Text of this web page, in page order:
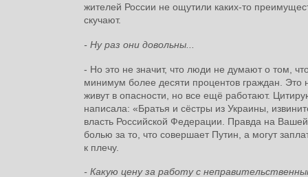
жителей России не ощутили каких-то
скучают.
- Ну раз они довольны...
- Но это не значит, что люди не думают о том,
минимум более десяти процентов граждан. Это
живут в опасности, но все ещё работают.
написала: «Братья и сёстры из Украины,
власть Российской Федерации. Правда на
болью за то, что совершает Путин, а могут
к плечу.
- Какую цену за работу с